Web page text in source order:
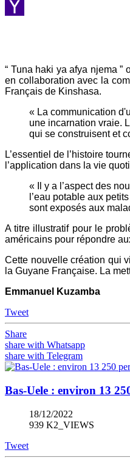
Viber
“ Tuna haki ya afya njema
en collaboration avec la
Français de Kinshasa.
« La communication
une incarnation vraie.
qui se construisent et
L’essentiel de l’histoire
l’application dans la vie
« Il y a l’aspect des
l’eau potable aux
sont exposés aux
A titre illustratif pour le
américains pour répondre
Cette nouvelle création qui
la Guyane Française. La
Emmanuel Kuzamba
Tweet
Share
share with Whatsapp
share with Telegram
Bas-Uele : environ 13
18/12/2022
939 K2_VIEWS
Tweet